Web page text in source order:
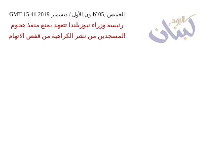
GMT 15:41 2019 الخميس ,05 كانون الأول / ديسمبر
رئيسة وزراء نيوزيلندا تتعهد بمنع منفذ هجوم
المسجدين من نشر الكراهية من قفص الاتهام